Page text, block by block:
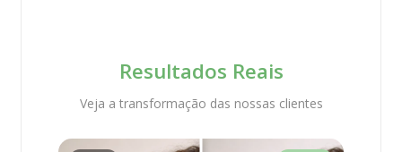
Resultados Reais
Veja a transformação das nossas clientes